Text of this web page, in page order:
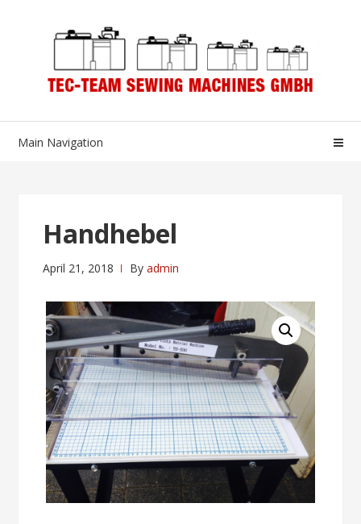
Main Navigation
Handhebel
April 21, 2018 Byadmin